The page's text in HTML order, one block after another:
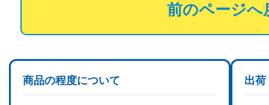
前のページへ
商品の程度について 出荷